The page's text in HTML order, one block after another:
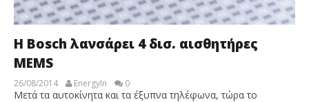
H Bosch λανσάρει 4 δισ. αισθητήρες
MEMS
26/08/2014 EnergyIn 0
Μετά τα αυτοκίνητα και τα έξυπνα τηλέφωνα, τώρα το